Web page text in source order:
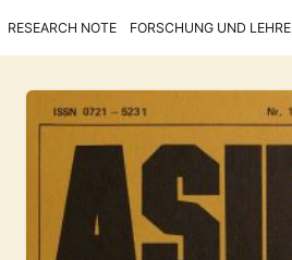
RESEARCH NOTE FORSCHUNG UND LEHRE